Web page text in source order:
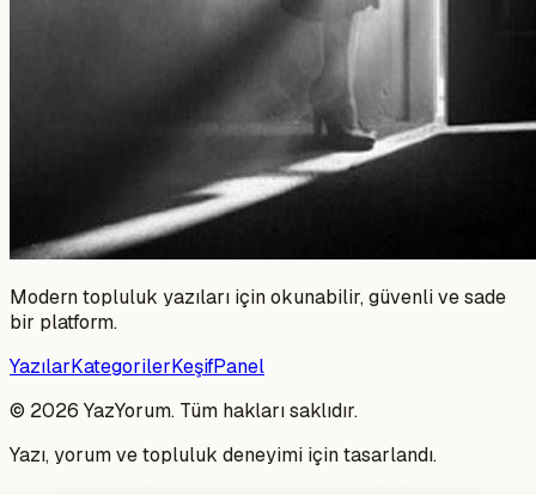
Modern topluluk yazıları için okunabilir, güvenli ve sade
bir platform.
YazılarKategorilerKeşifPanel
© 2026 YazYorum. Tüm hakları saklıdır.
Yazı, yorum ve topluluk deneyimi için tasarlandı.